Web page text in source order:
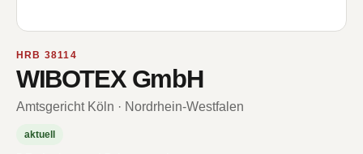
HRB 38114
WIBOTEX GmbH
Amtsgericht Köln · Nordrhein-Westfalen
aktuell